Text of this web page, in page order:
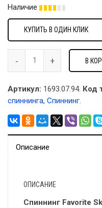
Наличие
КУПИТЬ В ОДИН КЛИК
В
Артикул: 1693.07.94. Код
спиннинга, Спиннинг.
Описание
ОПИСАНИЕ
Спиннинг Favorite